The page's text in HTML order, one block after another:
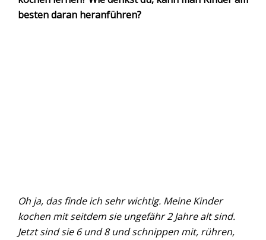
besten daran heranführen?
Oh ja, das finde ich sehr wichtig. Meine Kinder
kochen mit seitdem sie ungefähr 2 Jahre alt sind.
Jetzt sind sie 6 und 8 und schnippen mit, rühren,